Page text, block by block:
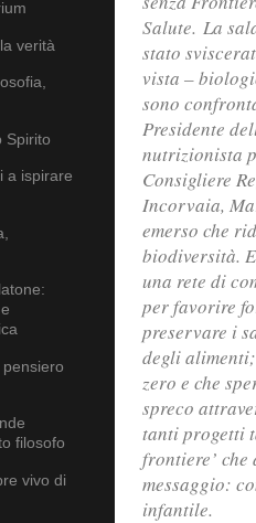
Salute. La
stato
vista –
sono
Presidente
nutrizionista
Consigliere
Incorvaia,
emerso che
biodiversità.
una rete di
per favorire
preservare i
degli
zero e che
spreco
tanti progetti
frontiere’
messaggio:
infantile.
verità
Spirito
a ispirare
filosofo
vivo di